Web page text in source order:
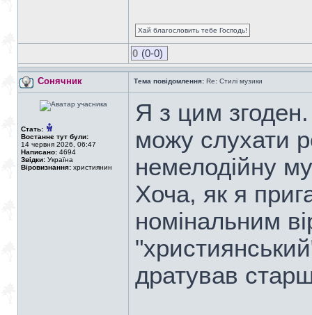
Хай благословить тебе Господь!
0 (0-0)
Сонячник Тема повідомлення: Re: Стилі музики
Стать:
Востаннє тут були:
14 червня 2026, 06:47
Написано: 4694
Звідки: Україна
Віровизнання: християнин
Я з цим
можу слухати
немелодійну
Хоча, як я
номінальним
дратував